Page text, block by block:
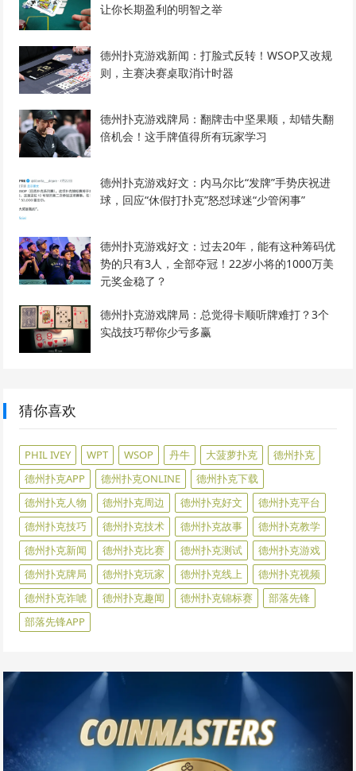
让你长期盈利的明智之举
德州扑克游戏新闻：打脸式反转！WSOP又改规
则，主赛决赛桌取消计时器
德州扑克游戏牌局：翻牌击中坚果顺，却错失翻
倍机会！这手牌值得所有玩家学习
德州扑克游戏好文：内马尔比“发牌”手势庆祝进
球，回应“休假打扑克”怒怼球迷“少管闲事”
德州扑克游戏好文：过去20年，能有这种筹码优
势的只有3人，全部夺冠！22岁小将的1000万美
元奖金稳了？
德州扑克游戏牌局：总觉得卡顺听牌难打？3个
实战技巧帮你少亏多赢
猜你喜欢
PHIL IVEY WPT WSOP 丹牛 大菠萝扑克
德州扑克
德州扑克APP
德州扑克ONLINE
德州扑克下载
德州扑克人物
德州扑克周边 德州扑克好文
德州扑克平台
德州扑克技巧
德州扑克技术 德州扑克故事
德州扑克教学
德州扑克新闻
德州扑克比赛 德州扑克测试
德州扑克游戏
德州扑克牌局
德州扑克玩家 德州扑克线上
德州扑克视频
德州扑克诈唬
德州扑克趣闻 德州扑克锦标赛
部落先锋
部落先锋APP